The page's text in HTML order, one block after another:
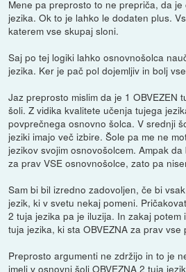
Mene pa preprosto to ne prepriča, da
jezika. Ok to je lahko le dodaten plus.
katerem vse skupaj sloni.
Saj po tej logiki lahko osnovnošolca
jezika. Ker je pač pol dojemljiv in bolj
Jaz preprosto mislim da je 1 OBVEZEN
šoli. Z vidika kvalitete učenja tujega
povprečnega osnovno šolca. V srednji
jeziki imajo več izbire. Šole pa me ne
jezikov svojim osnovošolcem. Ampak
za prav VSE osnovnošolce, zato pa
Sam bi bil izredno zadovoljen, če bi
jezik, ki v svetu nekaj pomeni.
2 tuja jezika pa je iluzija. In zakaj potem
tuja jezika, ki sta OBVEZNA za prav vse
Preprosto argumenti ne zdržijo in to je
imeli v osnovni šoli OBVEZNA 2 tuja